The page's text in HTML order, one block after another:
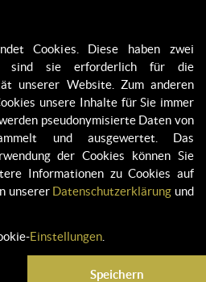
FÜR
für den DEBUT Klassik-
2026 ist eröffnet.
1. April bis 30. Juni
online unter
Cookies. Diese haben zwei
sind sie erforderlich für die
unserer Website. Zum anderen
unsere Inhalte für Sie immer
pseudonymisierte Daten von
und ausgewertet. Das
der Cookies können Sie
Informationen zu Cookies auf
unserer Datenschutzerklärung und
Einstellungen
Speichern